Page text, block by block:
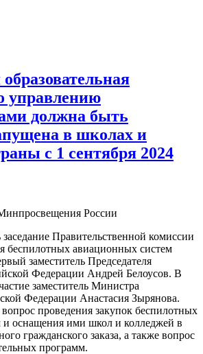
управлению
должна быть
в школах и
с 1 сентября 2024
России
Правительственной комиссии
беспилотных авиационных систем
заместитель Председателя
Федерации Андрей Белоусов. В
заместитель Министра
Федерации Анастасия Зырянова.
проведения закупок беспилотных
и оснащения ими школ и колледжей в
гражданского заказа, а также вопрос
программ.